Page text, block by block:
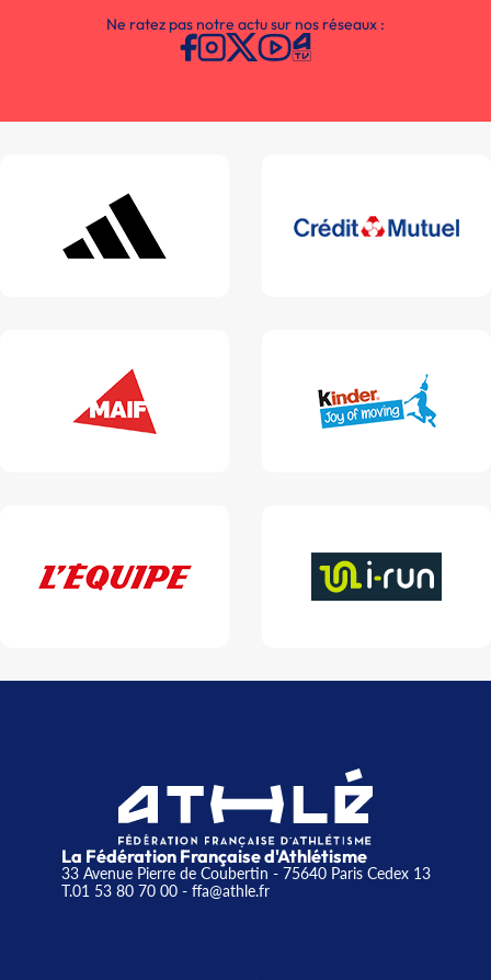
Ne ratez pas notre actu sur nos réseaux :
La Fédération Française d'Athlétisme
33 Avenue Pierre de Coubertin - 75640 Paris Cedex 13
T.01 53 80 70 00- ffa@athle.fr